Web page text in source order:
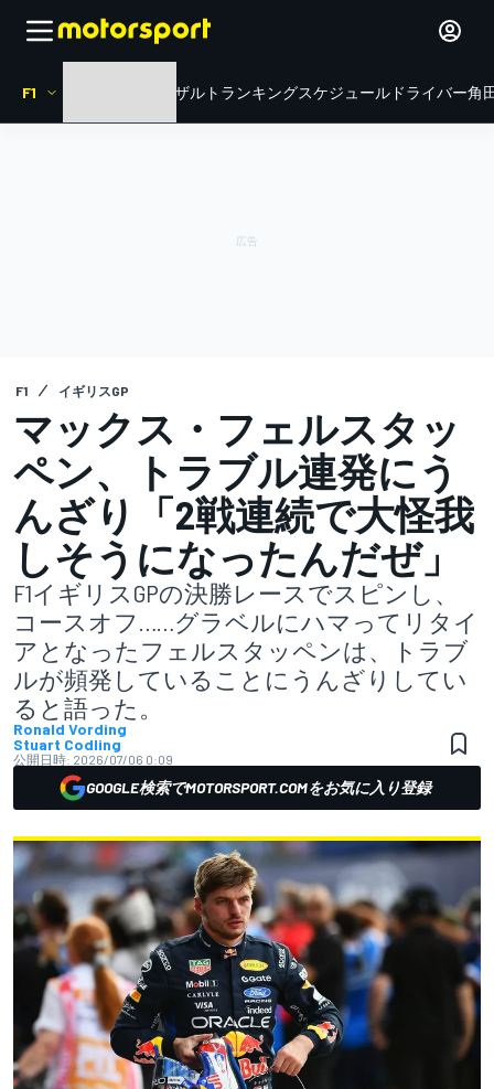
F1 リザルト ランキングスケジュール ドライバー角
F1 イギリスGP
マックス・フェルスタッ
ペン、トラブル連発にう
んざり「2戦連続で大怪我
しそうになったんだぜ」
F1イギリスGPの決勝レースでスピンし、
コースオフ……グラベルにハマってリタイ
アとなったフェルスタッペンは、トラブ
ルが頻発していることにうんざりしてい
ると語った。
Ronald Vording
Stuart Codling
公開日時: 2026/07/06 0:09
GOOGLE検索でMOTORSPORT.COMをお気に入り登録